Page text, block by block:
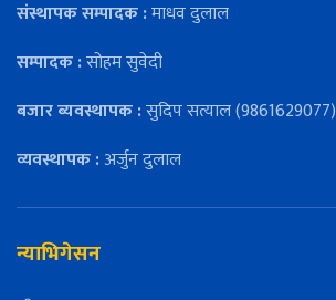
संस्थापक सम्पादक :माधव दुलाल
सम्पादक :सोहम सुवेदी
बजार ब्यवस्थापक :सुदिप सत्याल (9861629077)
व्यवस्थापक :अर्जुन दुलाल
न्याभिगेसन